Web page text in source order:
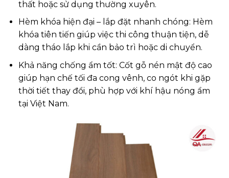
thất hoặc sử dụng thường xuyên.
Hèm khóa hiện đại – lắp đặt nhanh chóng: Hèm
khóa tiên tiến giúp việc thi công thuận tiện, dễ
dàng tháo lắp khi cần bảo trì hoặc di chuyển.
Khả năng chống ẩm tốt: Cốt gỗ nén mật độ cao
giúp hạn chế tối đa cong vênh, co ngót khi gặp
thời tiết thay đổi, phù hợp với khí hậu nóng ẩm
tại Việt Nam.